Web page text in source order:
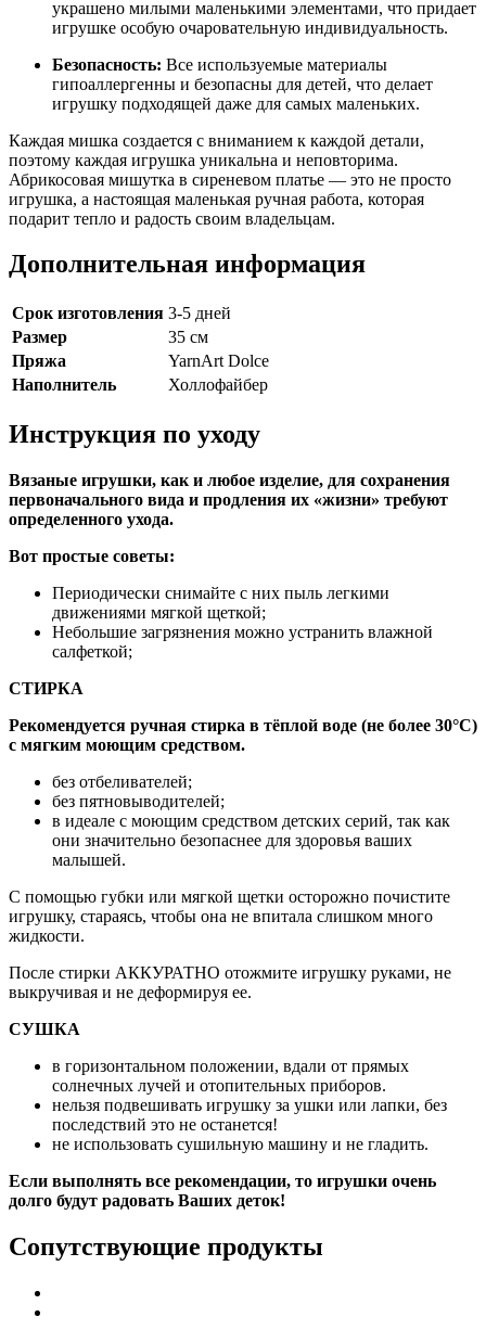
украшено милыми маленькими элементами, что придает
игрушке особую очаровательную индивидуальность.
Безопасность: Все используемые материалы
гипоаллергенны и безопасны для детей, что делает
игрушку подходящей даже для самых маленьких.
Каждая мишка создается с вниманием к каждой детали,
поэтому каждая игрушка уникальна и неповторима.
Абрикосовая мишутка в сиреневом платье — это не просто
игрушка, а настоящая маленькая ручная работа, которая
подарит тепло и радость своим владельцам.
Дополнительная информация
Срок изготовления 3-5 дней
Размер
35 см
Пряжа
YarnArt Dolce
Наполнитель
Холлофайбер
Инструкция по уходу
Вязаные игрушки, как и любое изделие, для сохранения
первоначального вида и продления их «жизни» требуют
определенного ухода.
Вот простые советы:
Периодически снимайте с них пыль легкими
движениями мягкой щеткой;
Небольшие загрязнения можно устранить влажной
салфеткой;
СТИРКА
Рекомендуется ручная стирка в тёплой воде (не более 30°С)
с мягким моющим средством.
без отбеливателей;
без пятновыводителей;
в идеале с моющим средством детских серий, так как
они значительно безопаснее для здоровья ваших
малышей.
С помощью губки или мягкой щетки осторожно почистите
игрушку, стараясь, чтобы она не впитала слишком много
жидкости.
После стирки АККУРАТНО отожмите игрушку руками, не
выкручивая и не деформируя ее.
СУШКА
в горизонтальном положении, вдали от прямых
солнечных лучей и отопительных приборов.
нельзя подвешивать игрушку за ушки или лапки, без
последствий это не останется!
не использовать сушильную машину и не гладить.
Если выполнять все рекомендации, то игрушки очень
долго будут радовать Ваших деток!
Сопутствующие продукты